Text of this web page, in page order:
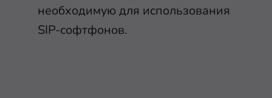
необходимую для использования
SIP-софтфонов.